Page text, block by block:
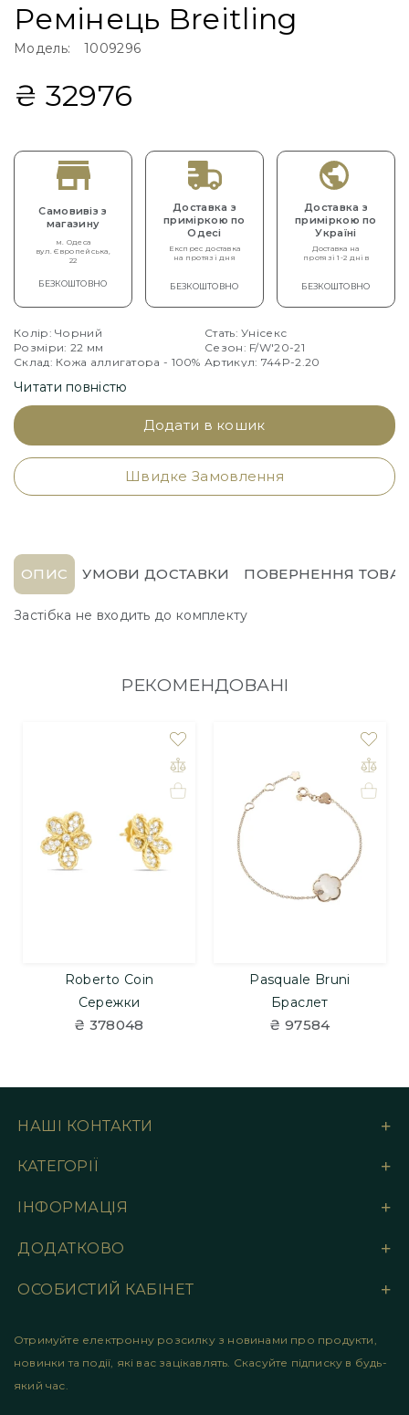
Ремінець Breitling
Модель: 1009296
₴ 32976
Самовивіз з
магазину
м. Одеса
вул. Європейська,
22
БЕЗКОШТОВНО
Доставка з
приміркою по
Одесі
Експрес доставка
на протязі дня
БЕЗКОШТОВНО
Доставка з
приміркою по
Україні
Доставка на
протязі 1-2 днів
БЕЗКОШТОВНО
Колір: Чорний
Розміри: 22 мм
Склад: Кожа аллигатора - 100%
Стать: Унісекс
Сезон: F/W'20-21
Артикул: 744P-2.20
Читати повністю
Додати в кошик
Швидке Замовлення
ОПИС УМОВИ ДОСТАВКИ ПОВЕРНЕННЯ
Застібка не входить до комплекту
РЕКОМЕНДОВАНІ
Roberto Coin
Сережки
₴ 378048
Pasquale Bruni
Браслет
₴ 97584
НАШІ КОНТАКТИ
КАТЕГОРІЇ
ІНФОРМАЦІЯ
ДОДАТКОВО
ОСОБИСТИЙ КАБІНЕТ
Отримуйте електронну розсилку з новинами про продукти,
новинки та події, які вас зацікавлять. Скасуйте підписку в будь-
який час.